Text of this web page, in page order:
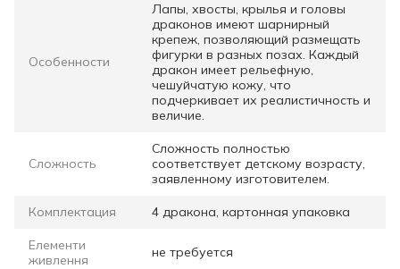
Особенности
Лапы, хвосты, крылья и головы
драконов имеют шарнирный
крепеж, позволяющий размещать
фигурки в разных позах. Каждый
дракон имеет рельефную,
чешуйчатую кожу, что
подчеркивает их реалистичность и
величие.
Сложность
Сложность полностью
соответствует детскому возрасту,
заявленному изготовителем.
Комплектация 4 дракона, картонная упаковка
Елементи
живлення
не требуется